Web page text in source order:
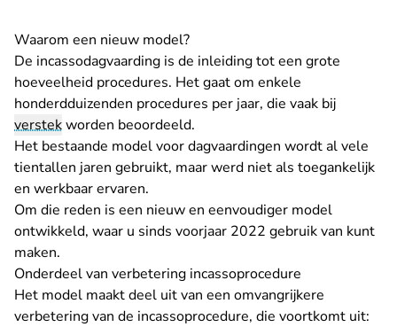
Waarom een nieuw model?
De incassodagvaarding is de inleiding tot een grote
hoeveelheid procedures. Het gaat om enkele
honderdduizenden procedures per jaar, die vaak bij
verstekworden beoordeeld.
Het bestaande model voor dagvaardingen wordt al vele
tientallen jaren gebruikt, maar werd niet als toegankelijk
en werkbaar ervaren.
Om die reden is een nieuw en eenvoudiger model
ontwikkeld, waar u sinds voorjaar 2022 gebruik van kunt
maken.
Onderdeel van verbetering incassoprocedure
Het model maakt deel uit van een omvangrijkere
verbetering van de incassoprocedure, die voortkomt uit: